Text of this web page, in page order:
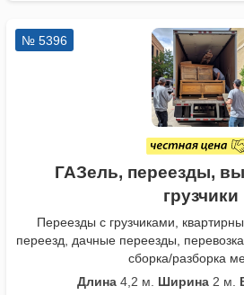
№ 5396
ГАЗель, переезды,
грузчики
Переезды с грузчиками,
переезд, дачные переезды,
сборка/разборка
Длина4,2 м. Ширина2 м.